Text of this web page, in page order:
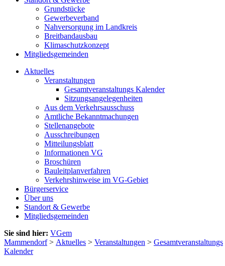
Grundstücke
Gewerbeverband
Nahversorgung im Landkreis
Breitbandausbau
Klimaschutzkonzept
Mitgliedsgemeinden
Aktuelles
Veranstaltungen
Gesamtveranstaltungs Kalender
Sitzungsangelegenheiten
Aus dem Verkehrsausschuss
Amtliche Bekanntmachungen
Stellenangebote
Ausschreibungen
Mitteilungsblatt
Informationen VG
Broschüren
Bauleitplanverfahren
Verkehrshinweise im VG-Gebiet
Bürgerservice
Über uns
Standort & Gewerbe
Mitgliedsgemeinden
Sie sind hier: VGem
Mammendorf> Aktuelles > Veranstaltungen > Gesamtveranstaltungs
Kalender